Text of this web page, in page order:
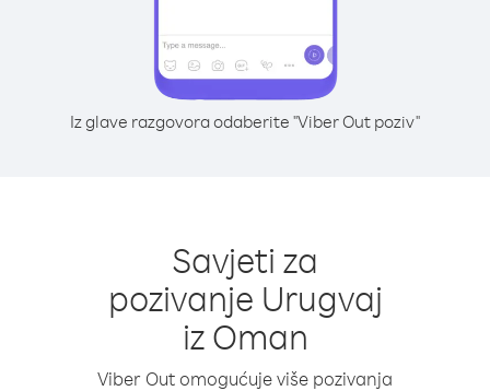
Iz glave razgovora odaberite "Viber Out poziv"
Savjeti za
pozivanje Urugvaj
iz Oman
Viber Out omogućuje više pozivanja